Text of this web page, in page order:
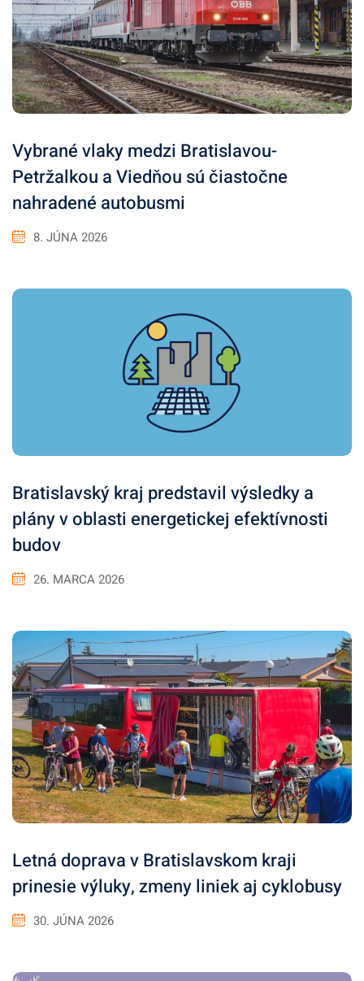
Vybrané vlaky medzi Bratislavou-
Petržalkou a Viedňou sú čiastočne
nahradené autobusmi
8. JÚNA 2026
Bratislavský kraj predstavil výsledky a
plány v oblasti energetickej efektívnosti
budov
26. MARCA 2026
Letná doprava v Bratislavskom kraji
prinesie výluky, zmeny liniek aj cyklobusy
30. JÚNA 2026